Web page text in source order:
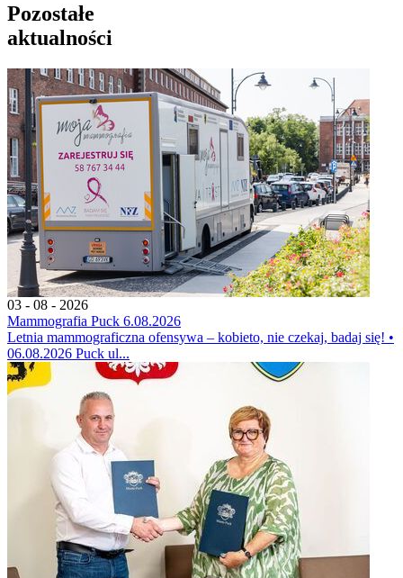
Pozostałe
aktualności
03 - 08 - 2026
Mammografia Puck 6.08.2026
Letnia mammograficzna ofensywa – kobieto, nie czekaj, badaj się! •
06.08.2026 Puck ul...